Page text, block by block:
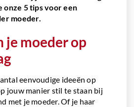
onze 5 tips voor een
moeder.
je moeder op
eenvoudige ideeën op
jouw manier stil te staan bij
met je moeder. Of je haar